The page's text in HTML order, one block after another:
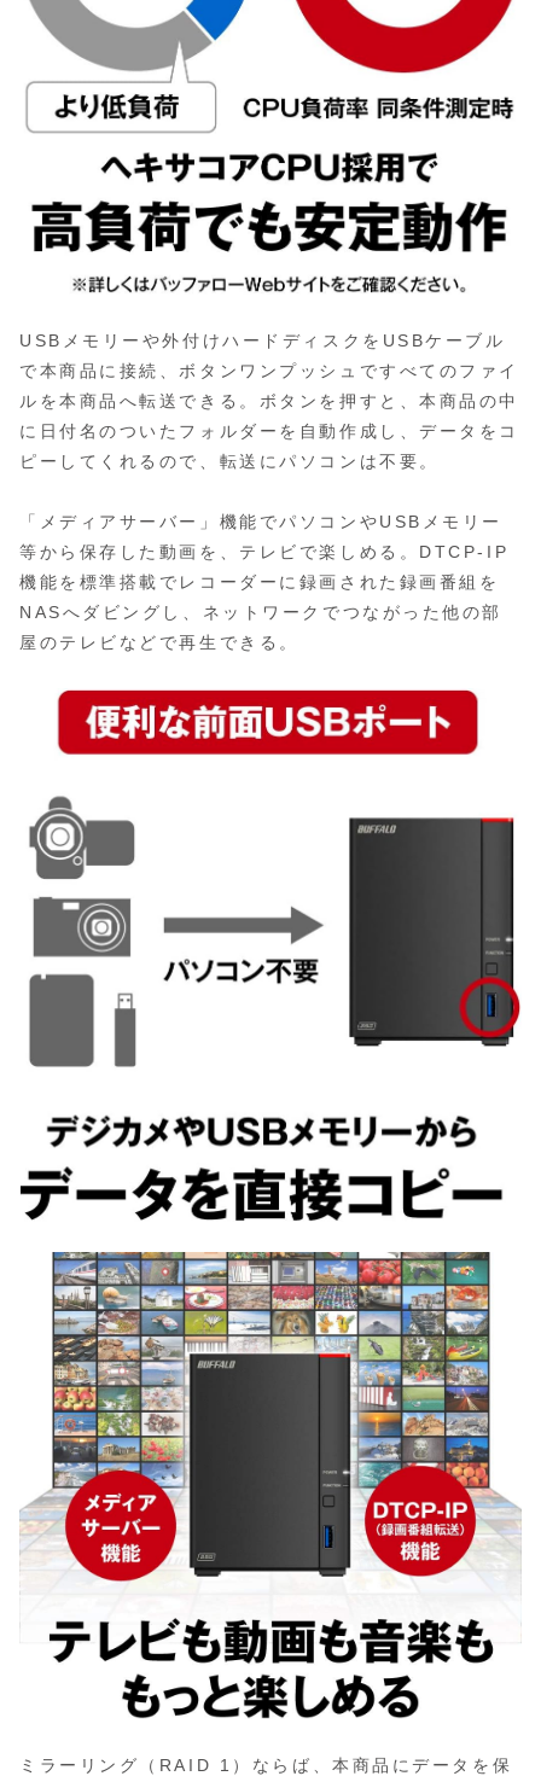
USBメモリーや外付けハードディスクをUSBケーブル
で本商品に接続、ボタンワンプッシュですべてのファイ
ルを本商品へ転送できる。ボタンを押すと、本商品の中
に日付名のついたフォルダーを自動作成し、データをコ
ピーしてくれるので、転送にパソコンは不要。
「メディアサーバー」機能でパソコンやUSBメモリー
等から保存した動画を、テレビで楽しめる。DTCP-IP
機能を標準搭載でレコーダーに録画された録画番組を
NASへダビングし、ネットワークでつながった他の部
屋のテレビなどで再生できる。
ミラーリング（RAID 1）ならば、本商品にデータを保